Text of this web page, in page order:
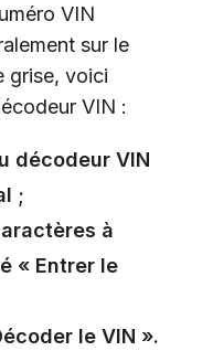
VIN
sur le
grise, voici
VIN :
décodeur VIN
;
à
« Entrer le
le VIN ».